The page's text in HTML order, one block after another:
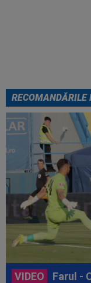
RECOMANDĂRILE
VIDEO
Farul -